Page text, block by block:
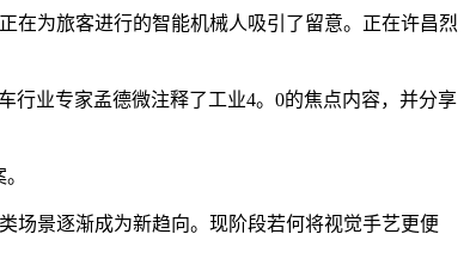
为旅客进行的智能机械人吸引了留意。正在许昌烈
业专家孟德微注释了工业4。0的焦点内容，并分享
景逐渐成为新趋向。现阶段若何将视觉手艺更便